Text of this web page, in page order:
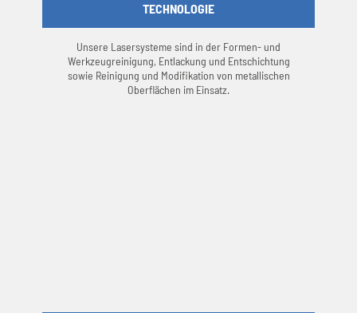
TECHNOLOGIE
Unsere Lasersysteme sind in der Formen- und
Werkzeugreinigung, Entlackung und Entschichtung
sowie Reinigung und Modifikation von metallischen
Oberflächen im Einsatz.